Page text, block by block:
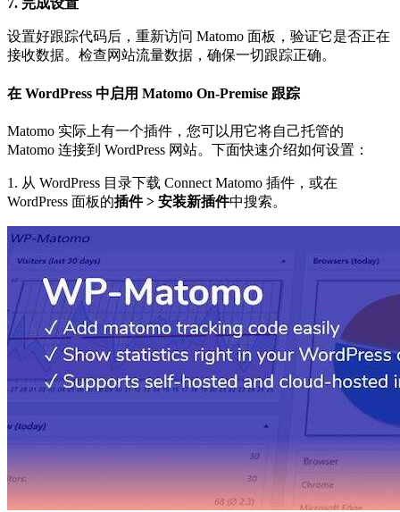
7. 完成设置
设置好跟踪代码后，重新访问 Matomo 面板，验证它是否正在
接收数据。检查网站流量数据，确保一切跟踪正确。
在 WordPress 中启用 Matomo On-Premise 跟踪
Matomo 实际上有一个插件，您可以用它将自己托管的
Matomo 连接到 WordPress 网站。下面快速介绍如何设置：
1. 从 WordPress 目录下载 Connect Matomo 插件，或在
WordPress 面板的插件 > 安装新插件中搜索。